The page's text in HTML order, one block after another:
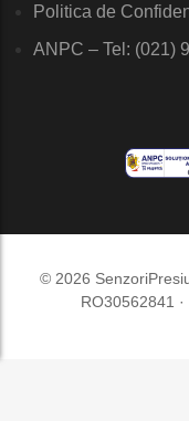
Politica de
ANPC – Tel: (021)
© 2026
RO30562841